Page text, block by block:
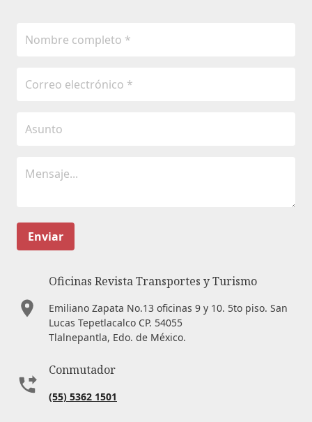
Enviar
Oficinas Revista Transportes y Turismo
Emiliano Zapata No.13 oficinas 9 y 10. 5to piso. San
Lucas Tepetlacalco CP. 54055
Tlalnepantla, Edo. de México.
Conmutador
(55) 5362 1501